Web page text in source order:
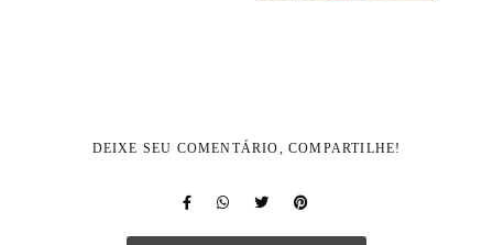
DEIXE SEU COMENTÁRIO, COMPARTILHE!